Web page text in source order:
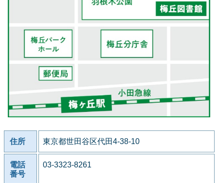
住所 東京都世田谷区代田4-38-10
電話
番号
03-3323-8261